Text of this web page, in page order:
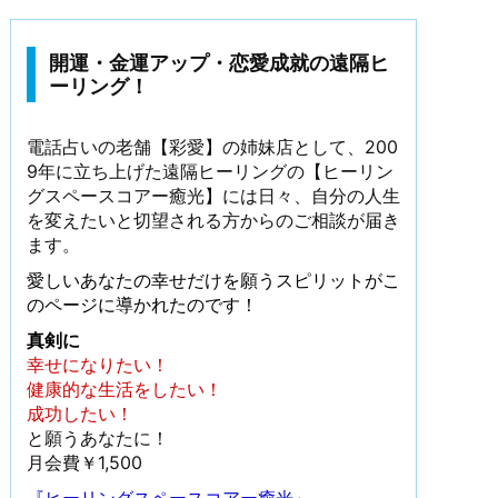
開運・金運アップ・恋愛成就の遠隔ヒ
ーリング！
電話占いの老舗【彩愛】の姉妹店として、200
9年に立ち上げた遠隔ヒーリングの【ヒーリン
グスペースコアー癒光】には日々、自分の人生
を変えたいと切望される方からのご相談が届き
ます。
愛しいあなたの幸せだけを願うスピリットがこ
のページに導かれたのです！
真剣に
幸せになりたい！
健康的な生活をしたい！
成功したい！
と願うあなたに！
月会費￥1,500